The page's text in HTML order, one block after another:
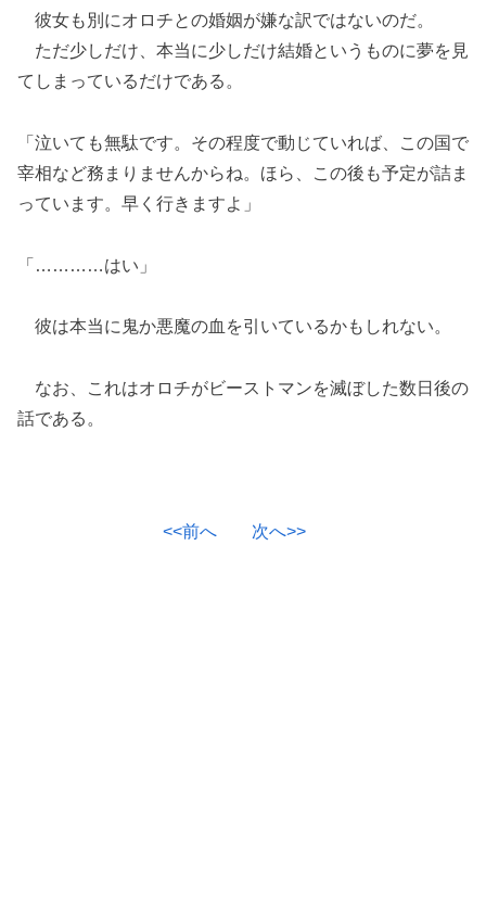
彼女も別にオロチとの婚姻が嫌な訳ではないのだ。
ただ少しだけ、本当に少しだけ結婚というものに夢を見
てしまっているだけである。
「泣いても無駄です。その程度で動じていれば、この国で
宰相など務まりませんからね。ほら、この後も予定が詰ま
っています。早く行きますよ」
「…………はい」
彼は本当に鬼か悪魔の血を引いているかもしれない。
なお、これはオロチがビーストマンを滅ぼした数日後の
話である。
<<前へ 次へ>>